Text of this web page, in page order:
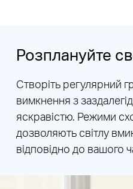
Розплануйте
Створіть регулярний
вимкнення з
яскравістю. Режими
дозволяють світлу
відповідно до вашого